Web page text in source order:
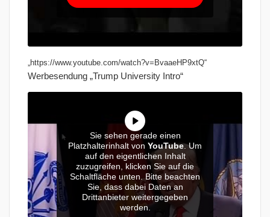
„https://www.youtube.com/watch?v=BvaaeHP9xtQ“
Werbesendung „Trump University Intro“
Sie sehen gerade einen
Platzhalterinhalt von YouTube. Um
auf den eigentlichen Inhalt
zuzugreifen, klicken Sie auf die
Schaltfläche unten. Bitte beachten
Sie, dass dabei Daten an
Drittanbieter weitergegeben
werden.